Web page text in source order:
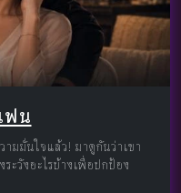
ฟน
มมั่นใจแล้ว! มาดูกันว่าเขา
ะวังอะไรบ้างเพื่อปกป้อง